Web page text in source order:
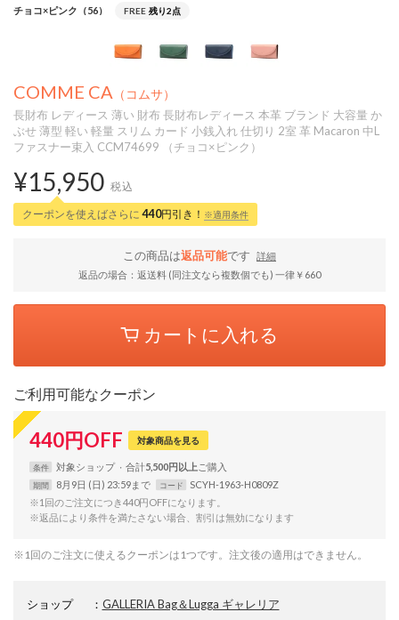
チョコ×ピンク（56） FREE 残り2点
COMME CA （コムサ）
長財布 レディース 薄い 財布 長財布レディース 本革 ブランド 大容量 か
ぶせ 薄型 軽い 軽量 スリム カード 小銭入れ 仕切り 2室 革 Macaron 中L
ファスナー束入 CCM74699 （チョコ×ピンク）
¥15,950 税込
クーポンを使えばさらに 440円引き！ ※適用条件
この商品は返品可能です
詳細
返品の場合：返送料 (同注文なら複数個でも) 一律￥660
カートに入れる
ご利用可能なクーポン
440円OFF 対象商品を見る
条件 対象ショップ 合計5,500円以上
期間 8月9日 (日) 23:59まで コード
SCYH-1963-H0809Z
※1回のご注文につき440円OFFになります。
※返品により条件を満たさない場合、割引は無効になります
※1回のご注文に使えるクーポンは1つです。注文後の適用はできません。
ショップ ： GALLERIA Bag＆Lugga ギャレリア